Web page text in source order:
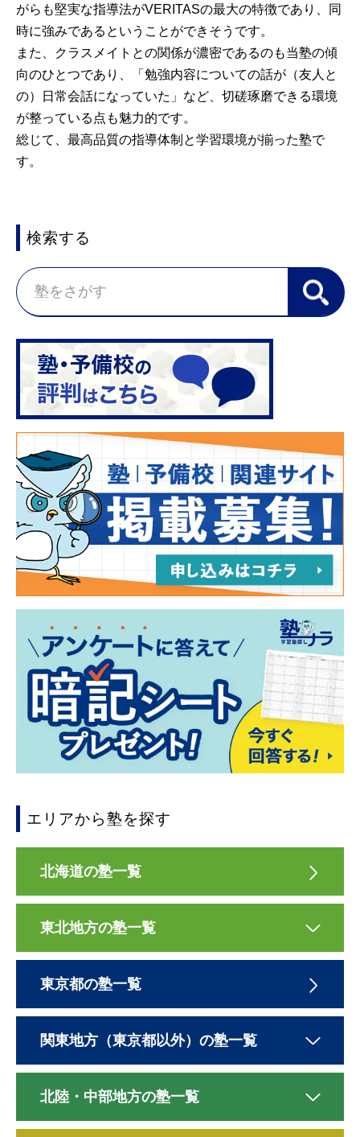
がらも堅実な指導法がVERITASの最大の特徴であり、同
時に強みであるということができそうです。
また、クラスメイトとの関係が濃密であるのも当塾の傾
向のひとつであり、「勉強内容についての話が（友人と
の）日常会話になっていた」など、切磋琢磨できる環境
が整っている点も魅力的です。
総じて、最高品質の指導体制と学習環境が揃った塾で
す。
検索する
エリアから塾を探す
北海道の塾一覧
東北地方の塾一覧
東京都の塾一覧
関東地方（東京都以外）の塾一覧
北陸・中部地方の塾一覧